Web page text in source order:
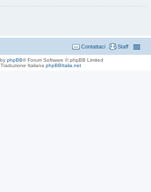
Staff
Contattaci
phpBB® Forum Software © phpBB Limited
Traduzione Italiana phpBBItalia.net